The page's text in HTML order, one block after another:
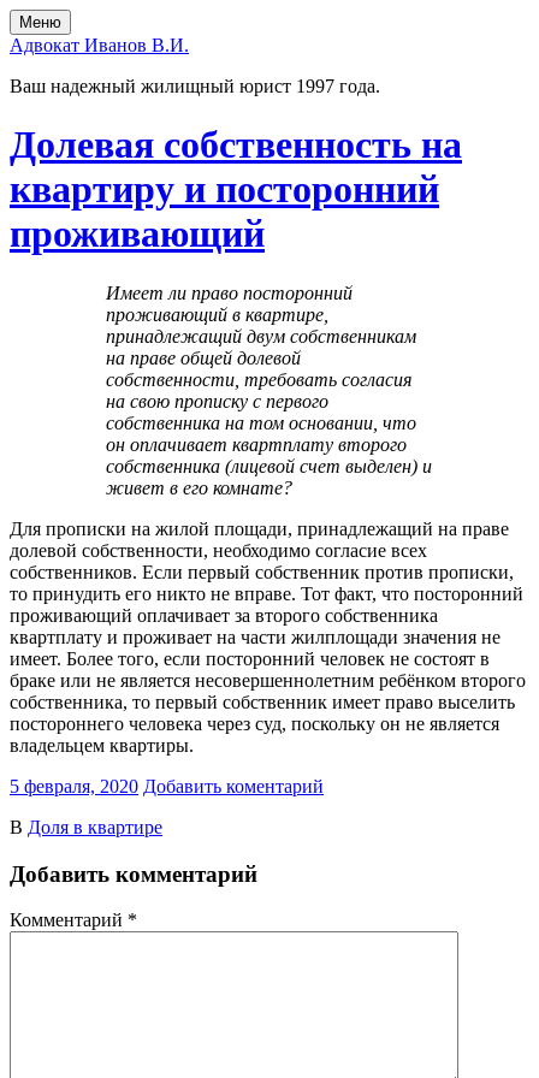
Перейти
к
содержимому
Перейти
в
главное
меню
Меню
Адвокат Иванов В.И.
Ваш надежный жилищный юрист 1997 года.
Долевая собственность на
квартиру и посторонний
проживающий
Имеет ли право посторонний
проживающий в квартире,
принадлежащий двум собственникам
на праве общей долевой
собственности, требовать согласия
на свою прописку с первого
собственника на том основании, что
он оплачивает квартплату второго
собственника (лицевой счет выделен) и
живет в его комнате?
Для прописки на жилой площади, принадлежащий на праве
долевой собственности, необходимо согласие всех
собственников. Если первый собственник против прописки,
то принудить его никто не вправе. Тот факт, что посторонний
проживающий оплачивает за второго собственника
квартплату и проживает на части жилплощади значения не
имеет. Более того, если посторонний человек не состоят в
браке или не является несовершеннолетним ребёнком второго
собственника, то первый собственник имеет право выселить
постороннего человека через суд, поскольку он не является
владельцем квартиры.
5 февраля, 2020 Добавить коментарий
В Доля в квартире
Добавить комментарий
Комментарий *